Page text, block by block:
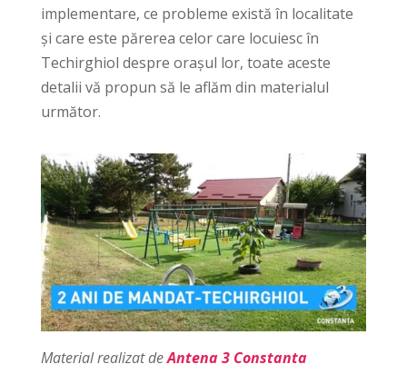
implementare, ce probleme există în localitate
și care este părerea celor care locuiesc în
Techirghiol despre orașul lor, toate aceste
detalii vă propun să le aflăm din materialul
următor.
Material realizat deAntena 3 Constanta